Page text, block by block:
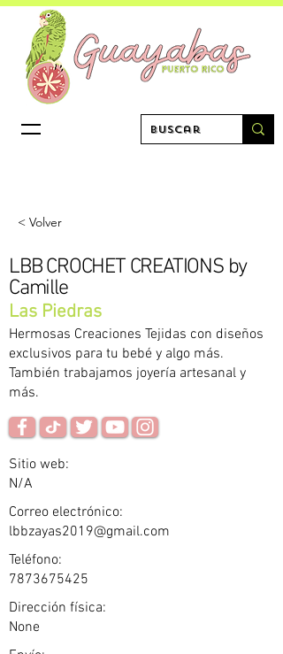
< Volver
LBB CROCHET CREATIONS by
Camille
Las Piedras
Hermosas Creaciones Tejidas con diseños
exclusivos para tu bebé y algo más.
También trabajamos joyería artesanal y
más.
Sitio web:
N/A
Correo electrónico:
lbbzayas2019@gmail.com
Teléfono:
7873675425
Dirección física:
None